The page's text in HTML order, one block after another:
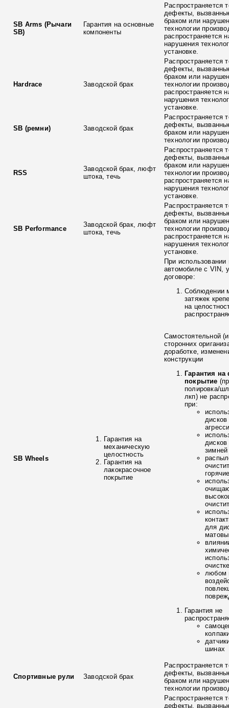
SB Arms (Рычаги
SB)
Гарантия на основные
компоненты
Распространяется
дефекты,
браком или
технологии
распространяется
нарушения
установке.
Hardrace Заводской брак
Распространяется
дефекты,
браком или
технологии
распространяется
нарушения
установке.
SB (ремни) Заводской брак
Распространяется
дефекты,
браком или
технологии
RSS
Заводской брак, люфт
штока, течь
Распространяется
дефекты,
браком или
технологии
распространяется
нарушения
установке.
SB Performance
Заводской брак, люфт
штока, течь
Распространяется
дефекты,
браком или
технологии
распространяется
нарушения
установке.
SB Wheels
Гарантия на
механическую
целостность
Гарантия на
лакокрасочное
покрытие
При использовании
автомобиле с VIN,
договоре:
Соблюдении
затяжек
на
Самостоятельной
сторонних
доработке,
конструкции
Гарантия
покрытие
полировка/
лкп) не
при:
зимней
для
любом
Гарантия не
шинах
Спортивные рули Заводской брак
Распространяется
дефекты,
браком или
технологии
Распространяется
дефекты,